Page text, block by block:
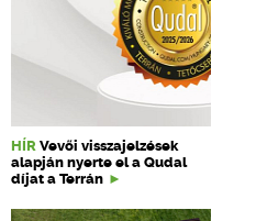
HÍR Vevői visszajelzések
alapján nyerte el a Qudal
díjat a Terrán